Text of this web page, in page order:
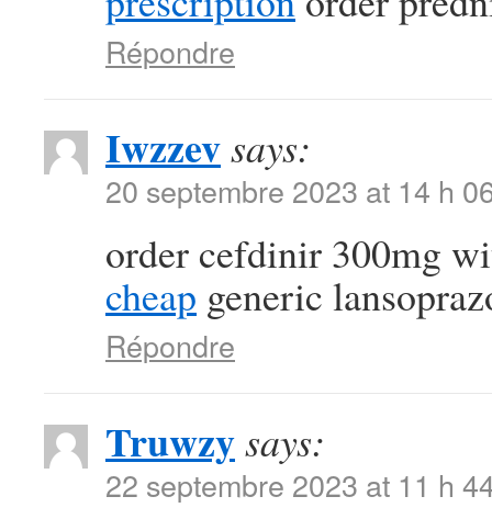
Répondre
Iwzzevsays:
20 septembre 2023 at 14 h
order cefdinir 300mg
cheap generic
Répondre
Truwzysays:
22 septembre 2023 at 11 h